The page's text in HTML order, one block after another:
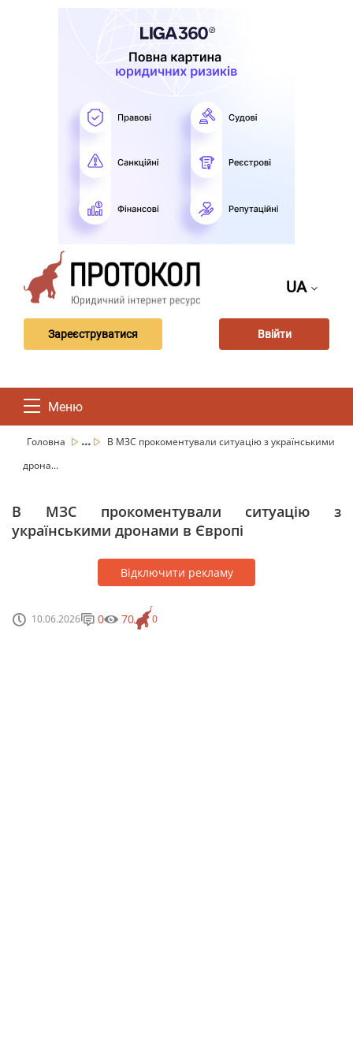
UA
Зареєструватися Ввійти
Меню
Головна ...
В МЗС прокоментували ситуацію з українськими
дрона...
В МЗС прокоментували ситуацію з
українськими дронами в Європі
Відключити рекламу
10.06.2026 0
0 70